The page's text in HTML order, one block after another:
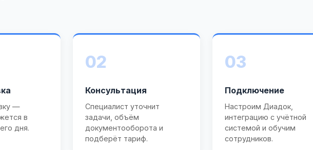
—
в
дня.
02
Консультация
Специалист уточнит
задачи, объём
документооборота и
подберёт тариф.
03
Подключение
Настроим Диадок,
интеграцию с учётной
системой и обучим
сотрудников.